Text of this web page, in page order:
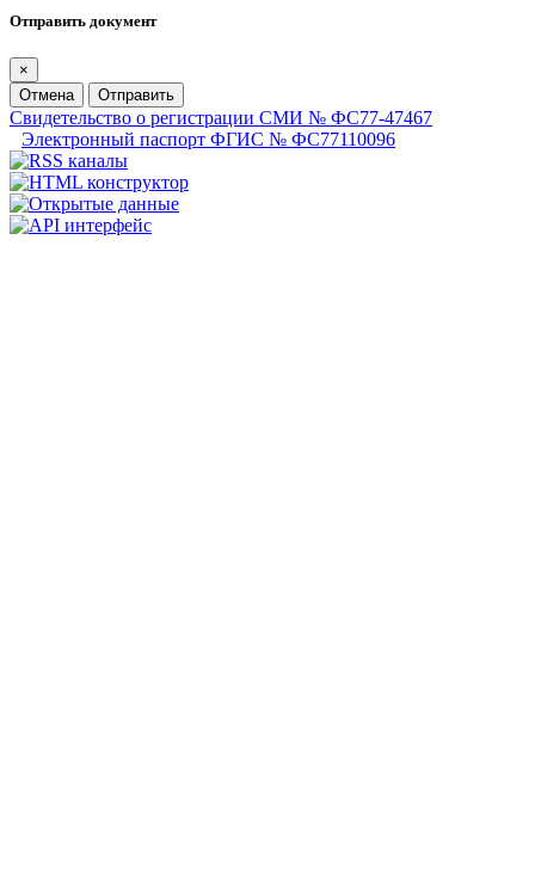
Отправить документ
×
Отмена
Отправить
Свидетельство о регистрации СМИ № ФС77-47467
Электронный паспорт ФГИС № ФС77110096